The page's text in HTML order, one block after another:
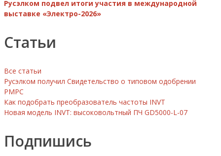
Русэлком подвел итоги участия в международной
выставке «Электро-2026»
Статьи
Все статьи
Русэлком получил Свидетельство о типовом одобрении
РМРС
Как подобрать преобразователь частоты INVT
Новая модель INVT: высоковольтный ПЧ GD5000-L-07
Подпишись